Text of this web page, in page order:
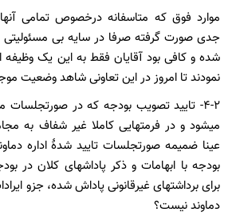
موارد فوق که متاسفانه درخصوص تمامی
جدی صورت گرفته صرفا در سایه بی­ مسئولیتی
نمودند تا امروز در این تعاونی شاهد وضعیت
4-2- تایید تصویب بودجه که در
می­شود و در فرمتهایی کاملا غیر شفاف به
عینا ضمیمه صورتجلسات تایید شدۀ اداره
بودجه با ابهامات و ذکر پاداشهای کلان در
برای برداشتهای غیرقانونی پاداش شده، جزو
دماوند نیست؟